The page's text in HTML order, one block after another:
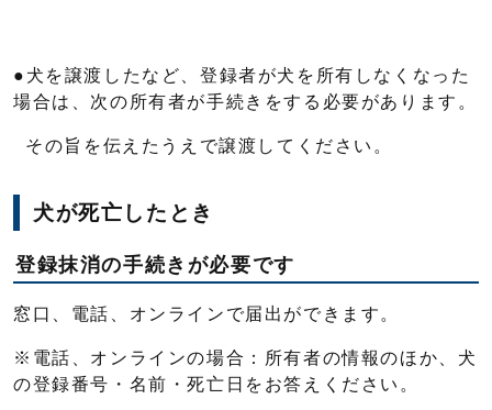
●犬を譲渡したなど、登録者が犬を所有しなくなった
場合は、次の所有者が手続きをする必要があります。
その旨を伝えたうえで譲渡してください。
犬が死亡したとき
登録抹消の手続きが必要です
窓口、電話、オンラインで届出ができます。
※電話、オンラインの場合：所有者の情報のほか、犬
の登録番号・名前・死亡日をお答えください。